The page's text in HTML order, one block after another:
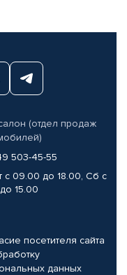
(отдел продаж
503-45-55
с 09.00 до 18.00, Сб с
15.00
посетителя сайта
данных